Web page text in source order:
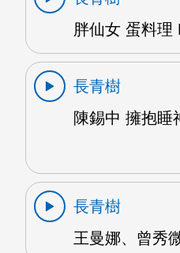
胖仙女 蛋料理
長青樹
陳錫中 擁抱睡
長青樹
王曼娜、曾秀